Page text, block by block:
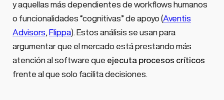
y aquellas más dependientes de workflows humanos
o funcionalidades “cognitivas” de apoyo (Aventis
Advisors Flippa). Estos análisis se usan para
argumentar que el mercado está prestando más
atención al software que ejecuta procesos críticos
frente al que solo facilita decisiones.